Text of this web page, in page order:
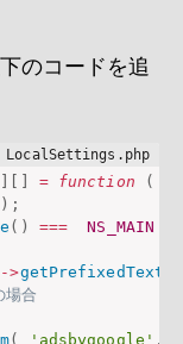
のコードを追
= function (
) ;
( ) === NS_MAIN
->getPrefixedText
合
( 'adsbygoogle' ,